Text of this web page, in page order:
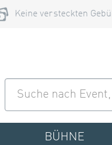
Keine versteckten
BÜHNE